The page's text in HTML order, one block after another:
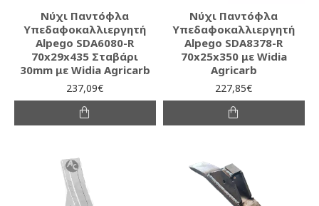
Νύχι Παντόφλα
Υπεδαφοκαλλιεργητή
Alpego SDA6080-R
70x29x435 Σταβάρι
30mm με Widia Agricarb
237,09€
Νύχι Παντόφλα
Υπεδαφοκαλλιεργητή
Alpego SDA8378-R
70x25x350 με Widia
Agricarb
227,85€